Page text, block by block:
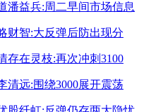
潘益兵:周二早间市场信息
财智:大反弹后防出现分
存在灵枝:再次冲刺3100
清远:围绕3000展开震荡